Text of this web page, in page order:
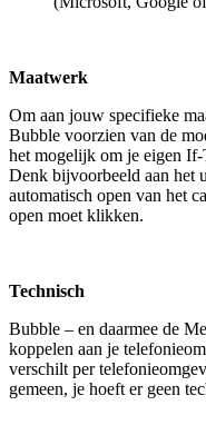
Maatwerk
Om aan jouw specifieke
Bubble voorzien van de
het mogelijk om je eigen
Denk bijvoorbeeld aan het
automatisch open van het
open moet klikken.
Technisch
Bubble – en daarmee de
koppelen aan je
verschilt per
gemeen, je hoeft er geen